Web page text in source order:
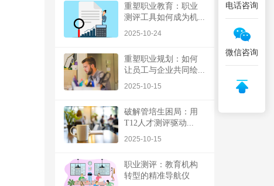
重塑职业教育：职业
测评工具如何成为机...
2025-10-24
重塑职业规划：如何
让员工与企业共同绘...
2025-10-15
破解管培生困局：用
T12人才测评驱动...
2025-10-15
职业测评：教育机构
转型的精准导航仪
电话咨询
微信咨询